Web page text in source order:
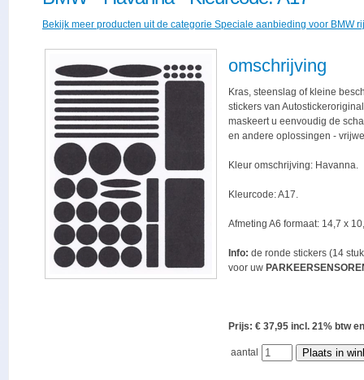
Bekijk meer producten uit de categorie Speciale aanbieding voor BMW
omschrijving
Kras, steenslag of kleine
stickers van
maskeert u eenvoudig de
en andere oplossingen -
Kleur omschrijving: Havanna.
Kleurcode: A17.
Afmeting A6 formaat: 14,7 x
Info: de ronde stickers (14
voor uw
Prijs: € 37,95 incl. 21% btw
aantal